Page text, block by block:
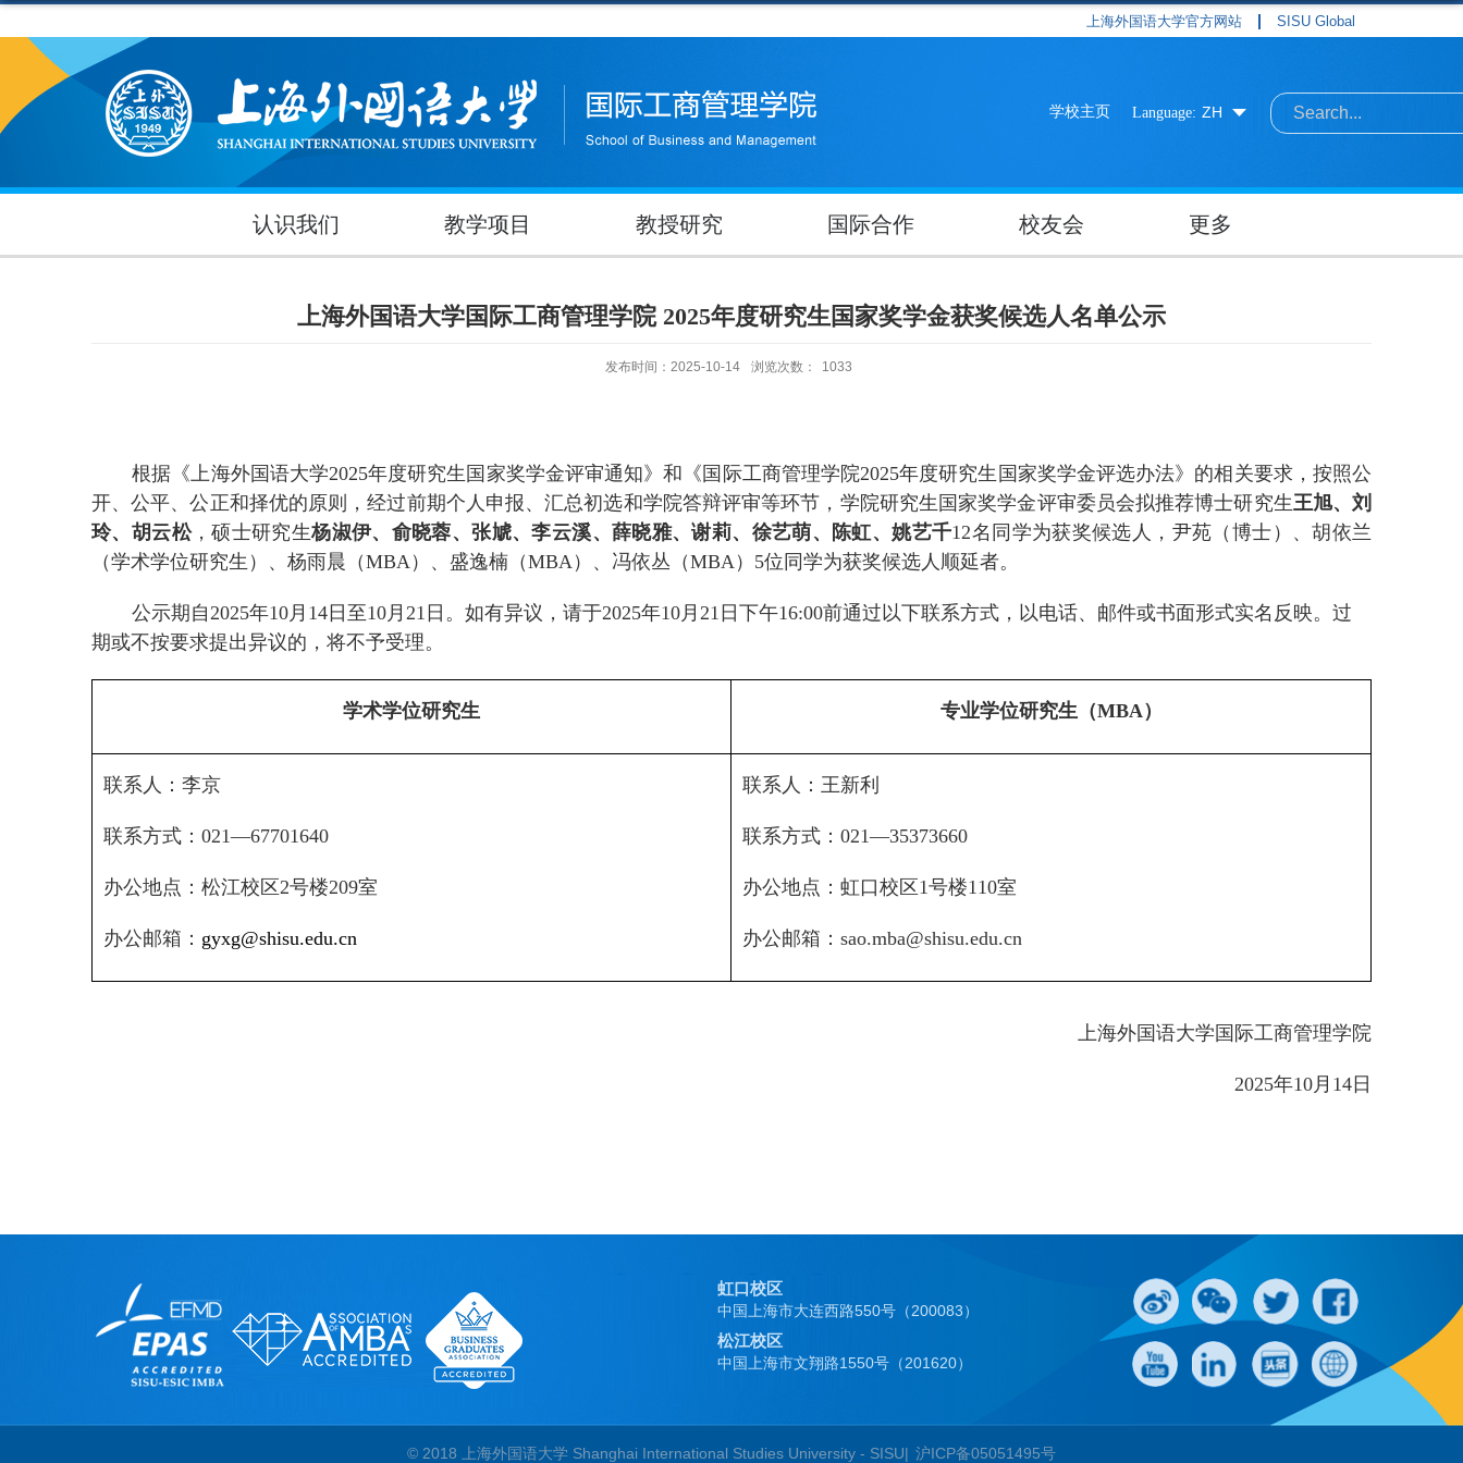
上海外国语大学官方网站 SISU Global
学校主页 Language: ZH
认识我们 教学项目 教授研究 国际合作 校友会 更多
上海外国语大学国际工商管理学院 2025年度研究生国家奖学金获奖候选人名单公示
发布时间：2025-10-14 浏览次数： 1033
根据《上海外国语大学2025年度研究生国家奖学金评审通知》和《国际工商管理学院2025年度研究生国家奖学金评选办法》的相关要求，按照公
开、公平、公正和择优的原则，经过前期个人申报、汇总初选和学院答辩评审等环节，学院研究生国家奖学金评审委员会拟推荐博士研究生王旭、刘
玲、胡云松，硕士研究生杨淑伊、俞晓蓉、张虓、李云溪、薛晓雅、谢莉、徐艺萌、陈虹、姚艺千12名同学为获奖候选人，尹苑（博士）、胡依兰
（学术学位研究生）、杨雨晨（MBA）、盛逸楠（MBA）、冯依丛（MBA） 5位同学为获奖候选人顺延者。
公示期自2025年10月 14 日至10月21 日。如有异议，请于2025年10月21 日下午16:00前通过以下联系方式，以电话、邮件或书面形式实名反映。过
期或不按要求提出异议的，将不予受理。
学术学位研究生 专业学位研究生（MBA）
联系人：李京
联系方式： 021—67701640
办公地点：松江校区2号楼209室
办公邮箱： gyxg@shisu.edu.cn
联系人：王新利
联系方式： 021—35373660
办公地点：虹口校区 1号楼110室
办公邮箱： sao.mba@shisu.edu.cn
上海外国语大学国际工商管理学院
2025年10月 14 日
虹口校区
中国上海市大连西路550号（200083）
松江校区
中国上海市文翔路1550号（201620）
© 2018 上海外国语大学 Shanghai International Studies University - SISU| 沪ICP备05051495号